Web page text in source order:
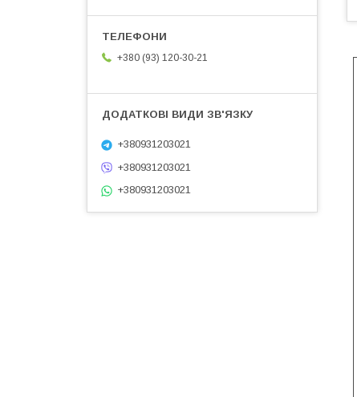
+380 (93) 120-30-21
+380931203021
+380931203021
+380931203021